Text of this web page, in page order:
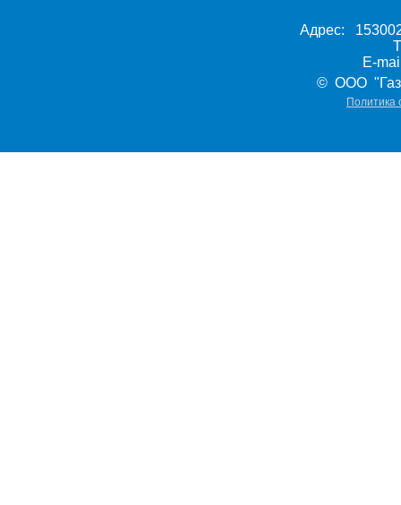
Адрес:
E-
© ООО
Политика